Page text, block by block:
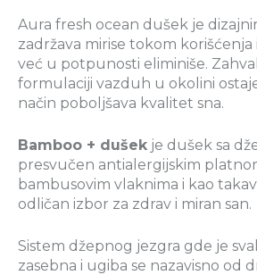
Aura fresh ocean dušek je
zadržava mirise tokom korišćenja
već u potpunosti eliminiše.
formulaciji vazduh u okolini
način poboljšava kvalitet sna.
Bamboo + dušek je dušek sa
presvučen antialergijskim
bambusovim vlaknima i kao
odličan izbor za zdrav i miran san.
Sistem džepnog jezgra gde je
zasebna i ugiba se nazavisno od